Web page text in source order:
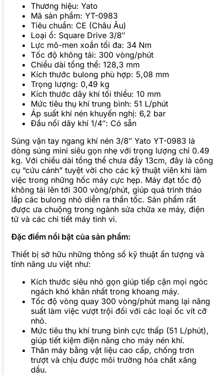
Thương hiệu: Yato
Mã sản phẩm: YT-0983
Tiêu chuẩn: CE (Châu Âu)
Loại ổ: Square Drive 3/8″
Lực mô-men xoắn tối đa: 34 Nm
Tốc độ không tải: 300 vòng/phút
Chiều dài tổng thể: 128,3 mm
Kích thước bulong phù hợp: 5,08 mm
Trọng lượng: 0,49 kg
Kích thước dây khí tối thiểu: 10 mm
Mức tiêu thụ khí trung bình: 51 L/phút
Áp suất khí nén khuyến nghị: 6,2 bar
Đầu nối dây khí 1/4″: Có sẵn
Súng vặn tay ngang khí nén 3/8″ Yato YT-0983 là
dòng súng mini siêu gọn nhẹ với trọng lượng chỉ 0.49
kg. Với chiều dài tổng thể chưa đầy 13cm, đây là công
cụ “cứu cánh” tuyệt vời cho các kỹ thuật viên khi làm
việc trong những hốc máy cực hẹp. Máy đạt tốc độ
không tải lên tới 300 vòng/phút, giúp quá trình tháo
lắp các bulong nhỏ diễn ra thần tốc. Sản phẩm rất
được ưa chuộng trong ngành sửa chữa xe máy, điện
tử và các chi tiết máy tinh vi.
Đặc điểm nổi bật của sản phẩm:
Thiết bị sở hữu những thông số kỹ thuật ấn tượng và
tính năng ưu việt như:
Kích thước siêu nhỏ gọn giúp tiếp cận mọi ngóc
ngách khó khăn nhất trong khoang máy.
Tốc độ vòng quay 300 vòng/phút mang lại năng
suất làm việc vượt trội đối với các loại ốc vít cỡ
nhỏ.
Mức tiêu thụ khí trung bình cực thấp (51 L/phút),
giúp tiết kiệm điện năng cho máy nén khí.
Thân máy bằng vật liệu cao cấp, chống trơn
trượt và chịu được môi trường hóa chất xăng
dầu.